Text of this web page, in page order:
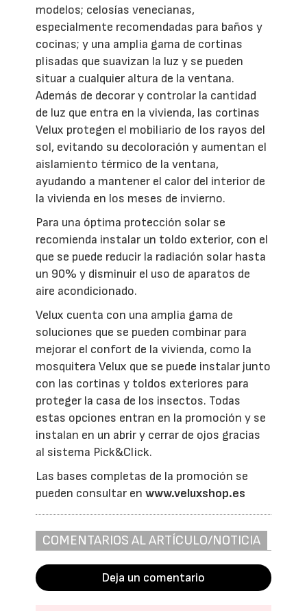
modelos; celosías venecianas,
especialmente recomendadas para baños y
cocinas; y una amplia gama de cortinas
plisadas que suavizan la luz y se pueden
situar a cualquier altura de la ventana.
Además de decorar y controlar la cantidad
de luz que entra en la vivienda, las cortinas
Velux protegen el mobiliario de los rayos del
sol, evitando su decoloración y aumentan el
aislamiento térmico de la ventana,
ayudando a mantener el calor del interior de
la vivienda en los meses de invierno.
Para una óptima protección solar se
recomienda instalar un toldo exterior, con el
que se puede reducir la radiación solar hasta
un 90% y disminuir el uso de aparatos de
aire acondicionado.
Velux cuenta con una amplia gama de
soluciones que se pueden combinar para
mejorar el confort de la vivienda, como la
mosquitera Velux que se puede instalar junto
con las cortinas y toldos exteriores para
proteger la casa de los insectos. Todas
estas opciones entran en la promoción y se
instalan en un abrir y cerrar de ojos gracias
al sistema Pick&Click.
Las bases completas de la promoción se
pueden consultar enwww.veluxshop.es
COMENTARIOS AL ARTÍCULO/NOTICIA
Deja un comentario